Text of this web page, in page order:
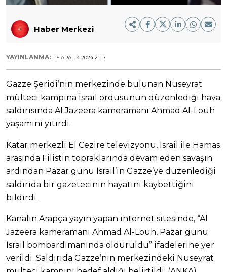
Haber Merkezi
YAYINLANMA: 15 ARALIK 2024 21:17
Gazze Şeridi’nin merkezinde bulunan Nuseyrat
mülteci kampına İsrail ordusunun düzenlediği hava
saldırısında Al Jazeera kameramanı Ahmad Al-Louh
yaşamını yitirdi.
Katar merkezli El Cezire televizyonu, İsrail ile Hamas
arasında Filistin topraklarında devam eden savaşın
ardından Pazar günü İsrail’in Gazze’ye düzenlediği
saldırıda bir gazetecinin hayatını kaybettiğini
bildirdi.
Kanalın Arapça yayın yapan internet sitesinde, “Al
Jazeera kameramanı Ahmad Al-Louh, Pazar günü
İsrail bombardımanında öldürüldü” ifadelerine yer
verildi. Saldırıda Gazze’nin merkezindeki Nuseyrat